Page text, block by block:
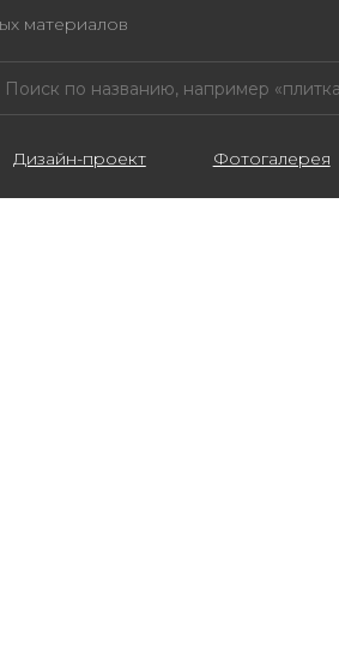
материалов
Дизайн-проект Фотогалерея